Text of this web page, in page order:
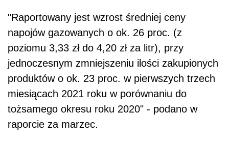
"Raportowany jest wzrost średniej ceny
napojów gazowanych o ok. 26 proc. (z
poziomu 3,33 zł do 4,20 zł za litr), przy
jednoczesnym zmniejszeniu ilości zakupionych
produktów o ok. 23 proc. w pierwszych trzech
miesiącach 2021 roku w porównaniu do
tożsamego okresu roku 2020" - podano w
raporcie za marzec.